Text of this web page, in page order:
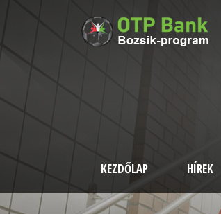
KEZDŐLAP HÍREK